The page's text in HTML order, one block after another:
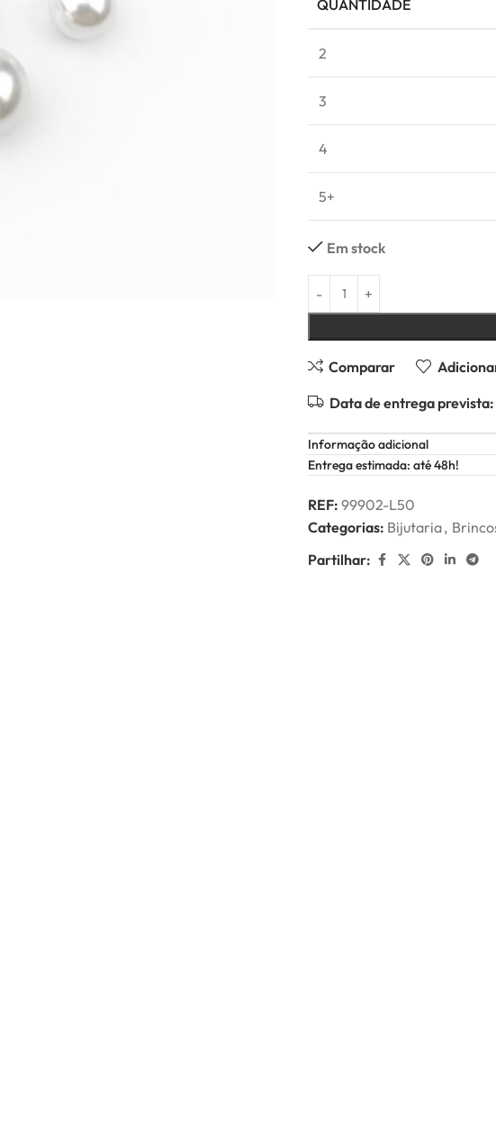
QUANTIDADE
2
3
4
5+
Em stock
Comparar
Data de entrega prevista:
Informação adicional
Entrega estimada: até 48h!
REF: 99902-L50
Categorias: Bijutaria,
Partilhar: